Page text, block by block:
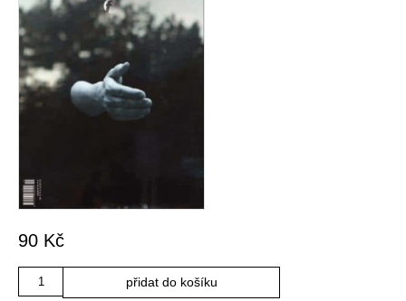
90 Kč
přidat do košíku